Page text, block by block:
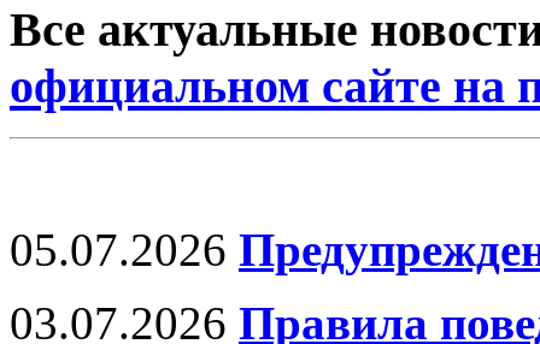
Все актуальные
официальном сайте
05.07.2026
03.07.2026 Правила